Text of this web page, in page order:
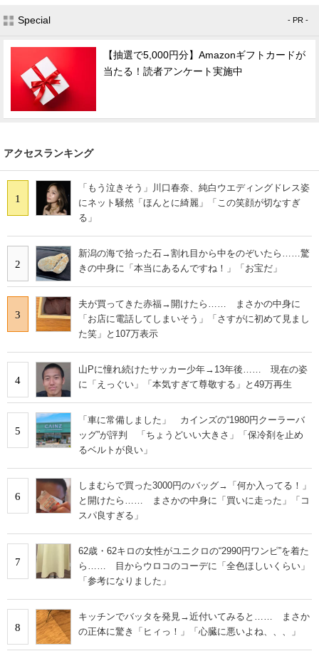
Special - PR -
【抽選で5,000円分】Amazonギフトカードが
当たる！読者アンケート実施中
アクセスランキング
1
「もう泣きそう」川口春奈、純白ウエディングドレス姿
にネット騒然「ほんとに綺麗」「この笑顔が切なすぎ
る」
2
新潟の海で拾った石→割れ目から中をのぞいたら……驚
きの中身に「本当にあるんですね！」「お宝だ」
3
夫が買ってきた赤福→開けたら…… まさかの中身に
「お店に電話してしまいそう」「さすがに初めて見まし
た笑」と107万表示
4
山Pに憧れ続けたサッカー少年→13年後…… 現在の姿
に「えっぐい」「本気すぎて尊敬する」と49万再生
5
「車に常備しました」 カインズの“1980円クーラーバ
ッグ”が評判 「ちょうどいい大きさ」「保冷剤を止め
るベルトが良い」
6
しまむらで買った3000円のバッグ→「何か入ってる！」
と開けたら…… まさかの中身に「買いに走った」「コ
スパ良すぎる」
7
62歳・62キロの女性がユニクロの“2990円ワンピ”を着た
ら…… 目からウロコのコーデに「全色ほしいくらい」
「参考になりました」
8
キッチンでバッタを発見→近付いてみると…… まさか
の正体に驚き「ヒィっ！」「心臓に悪いよね、、、」